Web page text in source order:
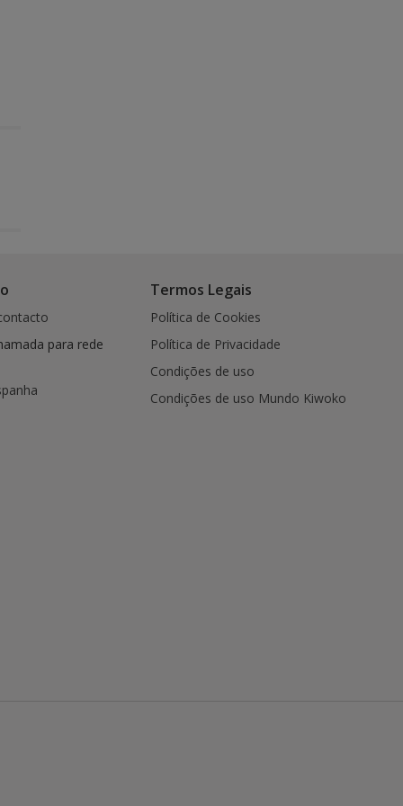
para rede
Termos Legais
Política de Cookies
Política de Privacidade
Condições de uso
Condições de uso Mundo Kiwoko